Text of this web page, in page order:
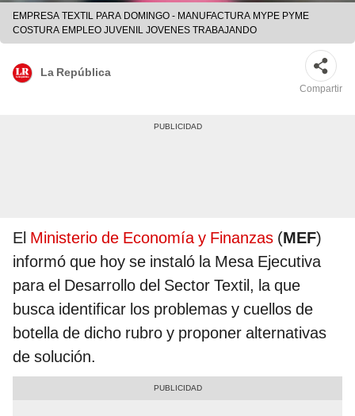
EMPRESA TEXTIL PARA DOMINGO - MANUFACTURA MYPE PYME
COSTURA EMPLEO JUVENIL JOVENES TRABAJANDO
La República
Compartir
El Ministerio de Economía y Finanzas (MEF)
informó que hoy se instaló la Mesa Ejecutiva
para el Desarrollo del Sector Textil, la que
busca identificar los problemas y cuellos de
botella de dicho rubro y proponer alternativas
de solución.